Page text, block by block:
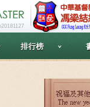
排行榜